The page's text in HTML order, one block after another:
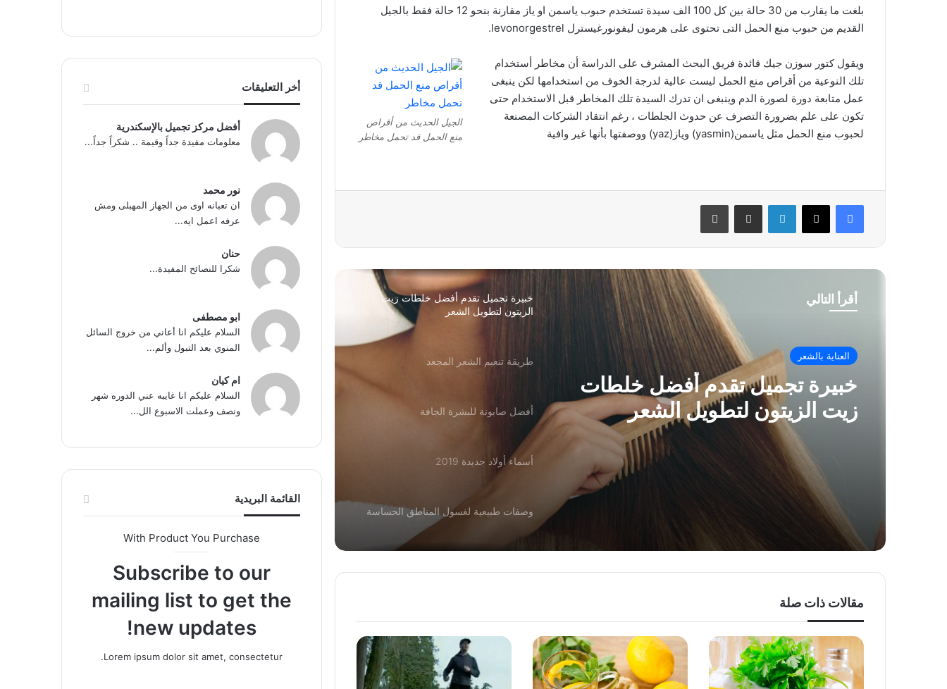
بلغت ما يقارب من 30 حالة بين كل 100 الف سيدة تستخدم حبوب ياسمن او ياز مقارنة بنحو 12 حالة فقط بالجيل
القديم من حبوب منع الحمل التى تحتوى على هرمون ليفونورغيسترل levonorgestrel.
الجيل الحديث من أقراص
منع الحمل قد تحمل مخاطر
ويقول كتور سوزن جيك قائدة فريق البحث المشرف على الدراسة أن مخاطر أستخدام
تلك النوعية من أقراص منع الحمل ليست عالية لدرجة الخوف من استخدامها لكن ينبغى
عمل متابعة دورة لصورة الدم وينبغى ان تدرك السيدة تلك المخاطر قبل الاستخدام حتى
تكون على علم بضرورة التصرف عن حدوث الجلطات ، رغم انتقاد الشركات المصنعة
لحبوب منع الحمل مثل ياسمن(yasmin) وياز(yaz) ووصفتها بأنها غير وافية
فيسبوك لينكدإن
أقرأ التالي
العناية بالشعر
خبيرة تجميل تقدم أفضل خلطات
زيت الزيتون لتطويل الشعر
أفضل طرق حرق الدهون بسرعة جنونية
ريجيم الموز لخسارة الوزن بسرعة
أضرار الصبغة على الحامل
نهائيا
خبيرة تجميل تقدم أفضل خلطات زيت
الزيتون لتطويل الشعر
طريقة تنعيم الشعر المجعد
أفضل صابونة للبشرة الجافة
أسماء أولاد جديدة 2019
وصفات طبيعية لغسول المناطق الحساسة
أضرار الصبغة على الحامل
مقالات ذات صلة
أخر التعليقات
أفضل مركز تجميل بالإسكندرية
معلومات مفيدة جداً وقيمة .. شكراً جداً...
نور محمد
ان تعبانه اوى من الجهاز المهبلى ومش
عرفه اعمل ايه...
حنان
شكرا للنصائح المفيدة...
ابو مصطفى
السلام عليكم انا أعاني من خروج السائل
المنوي بعد التبول وألم...
ام كيان
السلام عليكم انا غايبه عني الدوره شهر
ونصف وعملت الاسبوع الل...
القائمة البريدية
With Product You Purchase
Subscribe to our
mailing list to get the
new updates!
Lorem ipsum dolor sit amet, consectetur.